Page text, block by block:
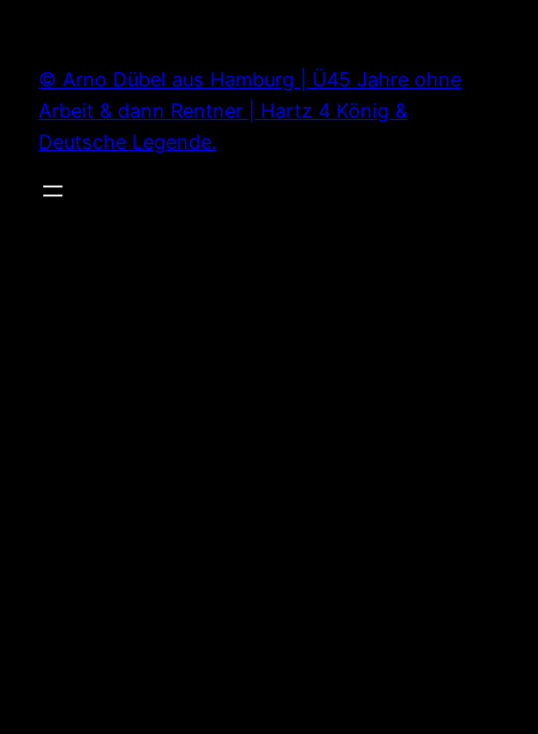
springen
© Arno Dübel aus Hamburg | Ü45 Jahre ohne
Arbeit & dann Rentner | Hartz 4 König &
Deutsche Legende.